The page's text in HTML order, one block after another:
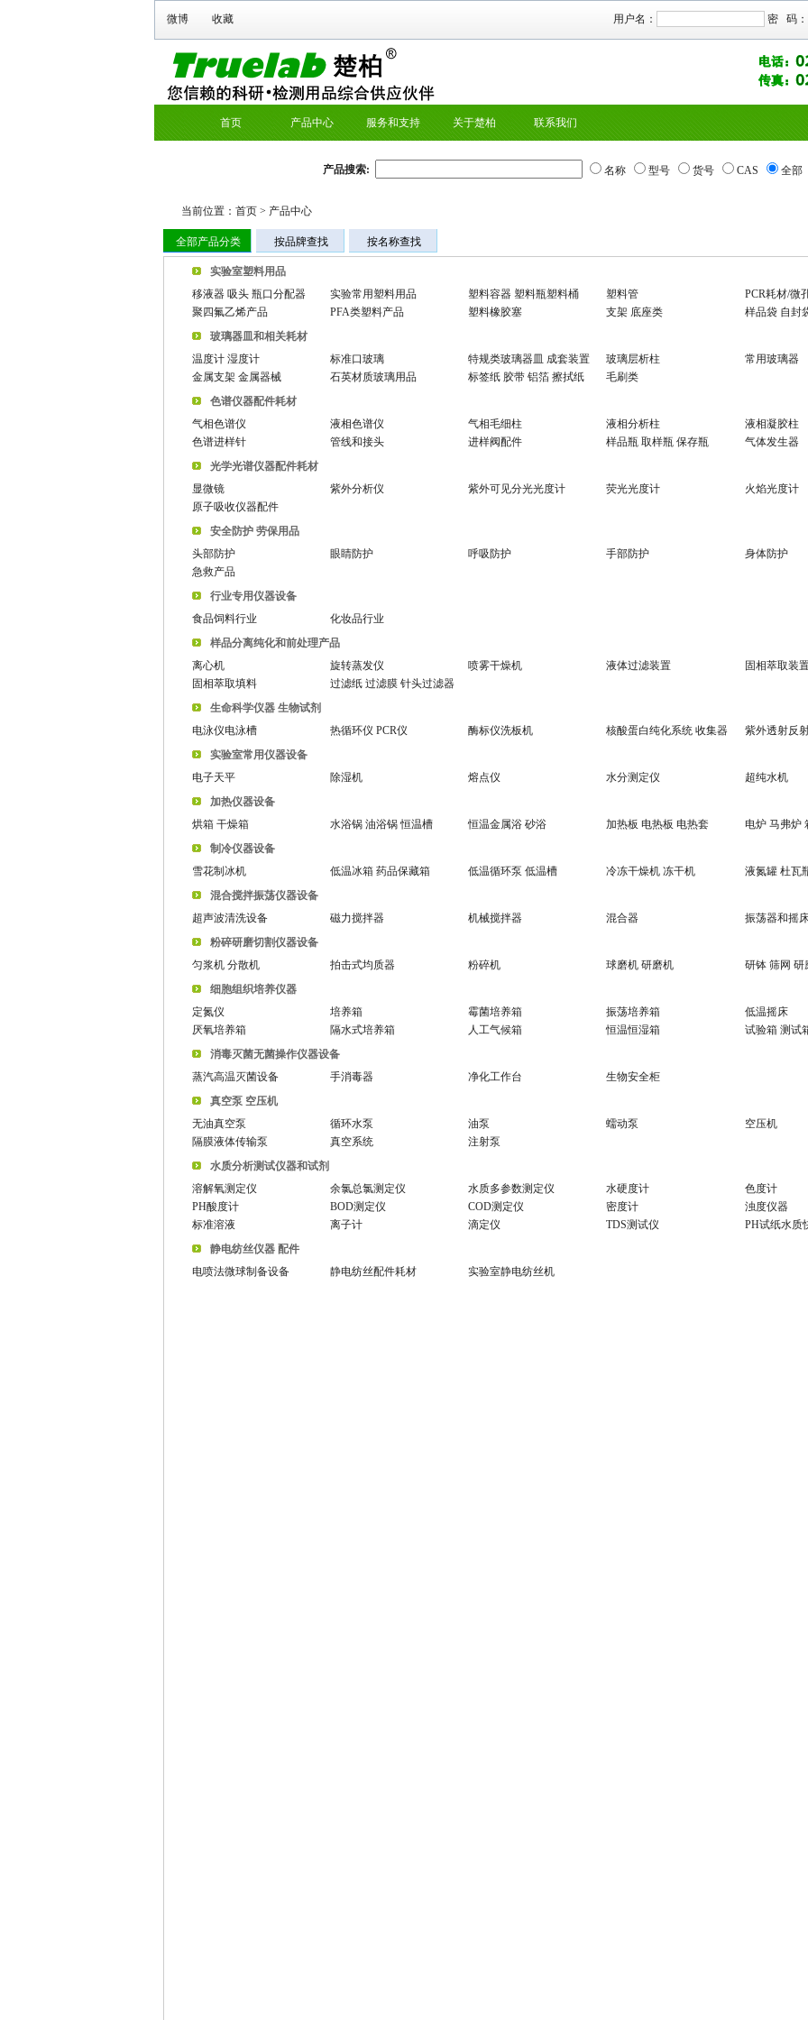
微博 收藏 用户名： 密 码：
首页 产品中心 服务和支持 关于楚柏 联系我们
产品搜索: 名称 型号 货号 CAS 全部
当前位置： 首页> 产品中心
全部产品分类 按品牌查找 按名称查找
实验室塑料用品
移液器 吸头 瓶口分配器
实验常用塑料用品 塑料容器 塑料瓶塑料桶 塑料管 PCR耗材/微
聚四氟乙烯产品
PFA类塑料产品 塑料橡胶塞 支架 底座类
样品袋 自封
玻璃器皿和相关耗材
温度计 湿度计
标准口玻璃 特规类玻璃器皿 成套装置 玻璃层析柱 常用玻璃器
金属支架 金属器械
石英材质玻璃用品 标签纸 胶带 铝箔 擦拭纸
毛刷类
色谱仪器配件耗材
气相色谱仪
液相色谱仪 气相毛细柱 液相分析柱 液相凝胶柱
色谱进样针
管线和接头 进样阀配件 样品瓶 取样瓶 保存瓶
气体发生器
光学光谱仪器配件耗材
显微镜
紫外分析仪 紫外可见分光光度计 荧光光度计 火焰光度计
原子吸收仪器配件
安全防护 劳保用品
头部防护
眼睛防护 呼吸防护 手部防护 身体防护
急救产品
行业专用仪器设备
食品饲料行业
化妆品行业
样品分离纯化和前处理产品
离心机
旋转蒸发仪 喷雾干燥机 液体过滤装置 固相萃取装
固相萃取填料
过滤纸 过滤膜 针头过滤器
生命科学仪器 生物试剂
电泳仪电泳槽
热循环仪 PCR仪 酶标仪洗板机 核酸蛋白纯化系统 收集器 紫外透射反
实验室常用仪器设备
电子天平
除湿机 熔点仪 水分测定仪
超纯水机
加热仪器设备
烘箱 干燥箱
水浴锅 油浴锅 恒温槽 恒温金属浴 砂浴 加热板 电热板 电热套 电炉 马弗炉
制冷仪器设备
雪花制冰机
低温冰箱 药品保藏箱 低温循环泵 低温槽 冷冻干燥机 冻干机
液氮罐 杜瓦
混合搅拌振荡仪器设备
超声波清洗设备
磁力搅拌器 机械搅拌器 混合器 振荡器和摇
粉碎研磨切割仪器设备
匀浆机 分散机
拍击式均质器 粉碎机 球磨机 研磨机 研钵 筛网 研
细胞组织培养仪器
定氮仪
培养箱 霉菌培养箱 振荡培养箱 低温摇床
厌氧培养箱
隔水式培养箱 人工气候箱 恒温恒湿箱
试验箱 测试
消毒灭菌无菌操作仪器设备
蒸汽高温灭菌设备
手消毒器 净化工作台
生物安全柜
真空泵 空压机
无油真空泵
循环水泵 油泵 蠕动泵 空压机
隔膜液体传输泵
真空系统
注射泵
水质分析测试仪器和试剂
溶解氧测定仪
余氯总氯测定仪 水质多参数测定仪 水硬度计 色度计
PH酸度计
BOD测定仪 COD测定仪 密度计 浊度仪器
标准溶液
离子计 滴定仪 TDS测试仪
PH试纸水质
静电纺丝仪器 配件
电喷法微球制备设备
静电纺丝配件耗材 实验室静电纺丝机